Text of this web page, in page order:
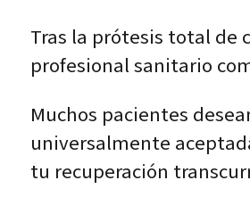
Tras la prótesis total de
profesional sanitario
Muchos pacientes
universalmente
tu recuperación